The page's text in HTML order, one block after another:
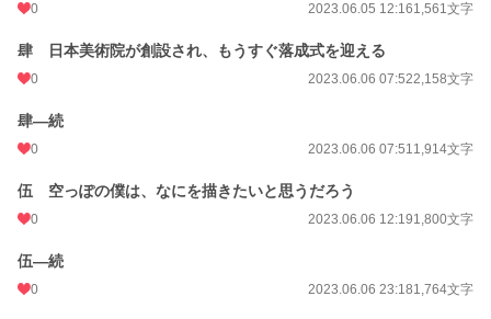
0 2023.06.05 12:161,561文字
肆 日本美術院が創設され、もうすぐ落成式を迎える
0 2023.06.06 07:522,158文字
肆―続
0 2023.06.06 07:511,914文字
伍 空っぽの僕は、なにを描きたいと思うだろう
0 2023.06.06 12:191,800文字
伍―続
0 2023.06.06 23:181,764文字